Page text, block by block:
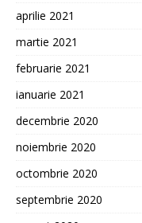
aprilie 2021
martie 2021
februarie 2021
ianuarie 2021
decembrie 2020
noiembrie 2020
octombrie 2020
septembrie 2020